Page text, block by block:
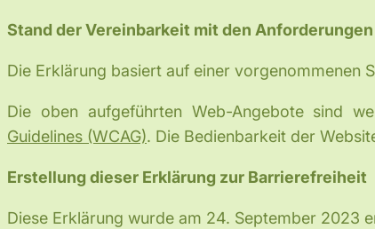
Stand der Vereinbarkeit mit den Anforderungen
Die Erklärung basiert auf einer vorgenommenen
Die oben aufgeführten Web-Angebote sind
Guidelines (WCAG). Die Bedienbarkeit der
Erstellung dieser Erklärung zur Barrierefreiheit
Diese Erklärung wurde am 24. September 2023